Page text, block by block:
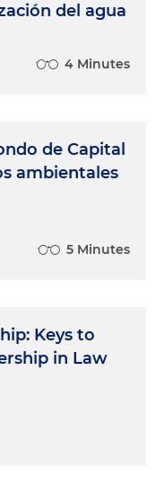
del agua
4 Minutes
de Capital
ambientales
5 Minutes
Keys to
in Law